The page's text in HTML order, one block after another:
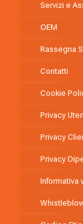
Servizi e
OEM
Rassegna
Contatti
Cookie
Privacy
Privacy
Privacy
Informativa